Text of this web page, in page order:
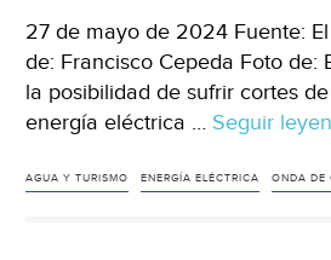
27 de mayo de 2024 Fuente:
de: Francisco Cepeda Foto de:
la posibilidad de sufrir cortes
energía eléctrica … Seguir
AGUA Y TURISMO ENERGÍA ELÉCTRICA ONDA DE